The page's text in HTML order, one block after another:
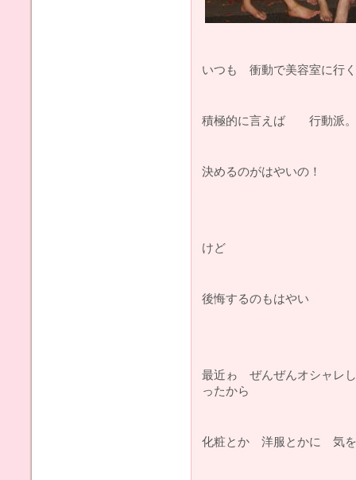
いつも 衝動で美容室に
積極的に言えば 行動
決めるのがはやいの！
けど
後悔するのもはやい
最近ゎ ぜんぜんオシャ
ったから
化粧とか 洋服とかに 気を